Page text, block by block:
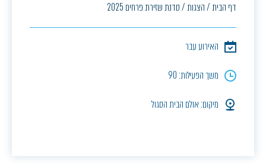
דף הבית/הצגות/סדנת שזירת פרחים 2025
האירוע עבר
משך הפעילות: 90
מיקום: אולם הבית הסגול